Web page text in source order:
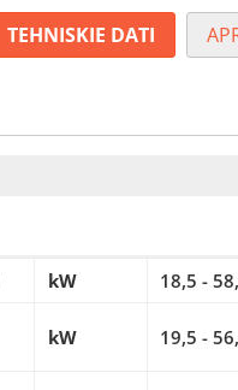
TEHNISKIE DATI
kW
18,5 -
kW 19,5 -